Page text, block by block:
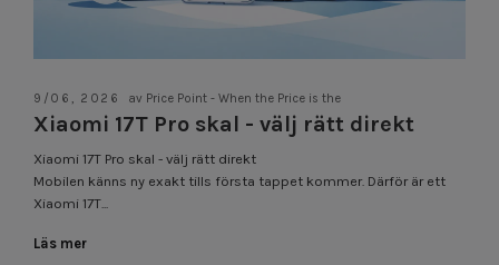
9/06, 2026 av Price Point - When the Price is the
Xiaomi 17T Pro skal - välj rätt direkt
Xiaomi 17T Pro skal - välj rätt direkt
Mobilen känns ny exakt tills första tappet kommer. Därför är ett
Xiaomi 17T...
Läs mer